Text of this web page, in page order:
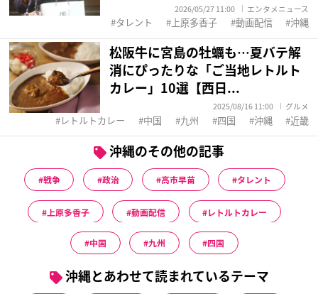
2026/05/27 11:00 エンタメニュース
タレント 上原多香子 動画配信 沖縄
松阪牛に宮島の牡蠣も…夏バテ解
消にぴったりな「ご当地レトルト
カレー」10選【西日...
2025/08/16 11:00 グルメ
レトルトカレー 中国 九州 四国 沖縄 近畿
沖縄のその他の記事
戦争 政治 高市早苗 タレント
上原多香子 動画配信 レトルトカレー
中国 九州 四国
沖縄とあわせて読まれているテーマ